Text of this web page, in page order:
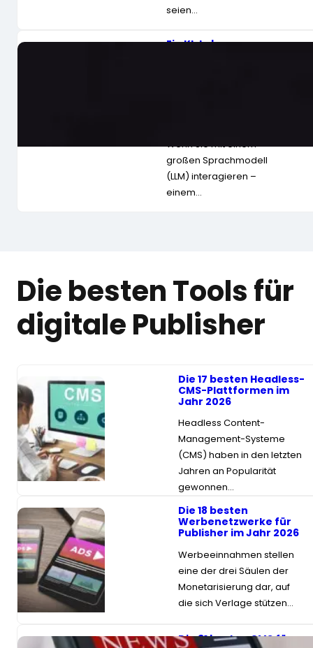
seien…
Ein KI-Labor
Wenn Sie mit einem
großen Sprachmodell
(LLM) interagieren –
einem…
Die besten Tools für
digitale Publisher
Die 17 besten Headless-
CMS-Plattformen im
Jahr 2026
Headless Content-
Management-Systeme
(CMS) haben in den letzten
Jahren an Popularität
gewonnen…
Die 18 besten
Werbenetzwerke für
Publisher im Jahr 2026
Werbeeinnahmen stellen
eine der drei Säulen der
Monetarisierung dar, auf
die sich Verlage stützen…
Die 31 besten CMS für